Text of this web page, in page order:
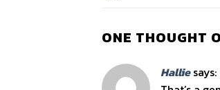
ONE THOUGHT
Hallie says: